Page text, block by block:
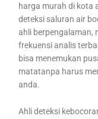
harga murah di kota
deteksi saluran air
ahli berpengalaman,
frekuensi analis
bisa menemukan
matatanpa harus
anda.
Ahli deteksi